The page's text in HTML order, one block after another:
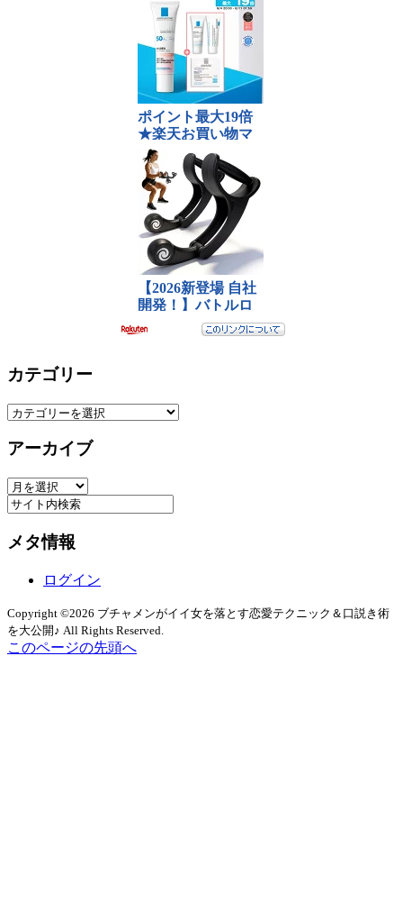
カテゴリー
カ
ゴ
ー
アーカイブ
ア
ー
イ
メタ情報
ログイン
Copyright ©2026 ブチャメンがイイ女を落とす恋愛テクニック＆口説き術
を大公開♪ All Rights Reserved.
このページの先頭へ